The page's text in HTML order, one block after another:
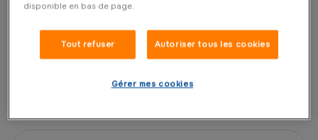
disponible en bas de page.
Tout refuser Autoriser tous les cookies
Gérer mes cookies